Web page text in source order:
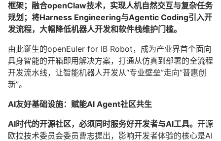
框架；融合openClaw技术，实现人机自然交互与复杂任务
规划；将Harness Engineering与Agentic Coding引入开
发流程，大幅降低机器人开发和软件栈维护门槛。
由此诞生的openEuler for IB Robot，成为产业界首个面向
具身智能的开箱即用解决方案，打通从仿真到部署的全流程
开发流水线，让智能机器人开发从“专业壁垒”走向“普惠创
新”。
AI友好基础设施：赋能AI Agent社区共生
AI时代的开源社区，必须同时服务好开发者与AI工具。 开源
欧拉技术委员会委员曹志提出，影响开发者体验的核心是AI